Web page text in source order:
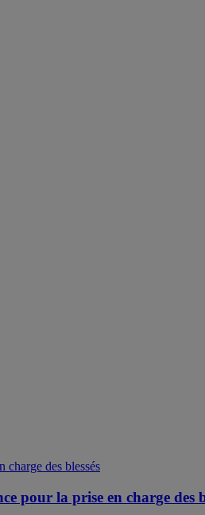
pour la prise en charge des